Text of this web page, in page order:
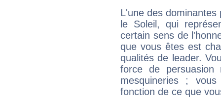
L'une des
le Soleil, qui
certain sens de
que vous êtes est
qualités de leader.
force de
mesquineries ;
fonction de ce que